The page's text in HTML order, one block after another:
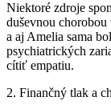
Niektoré zdroje
duševnou
a aj Amelia sama
psychiatrických
cítiť empatiu.
2. Finančný tlak a